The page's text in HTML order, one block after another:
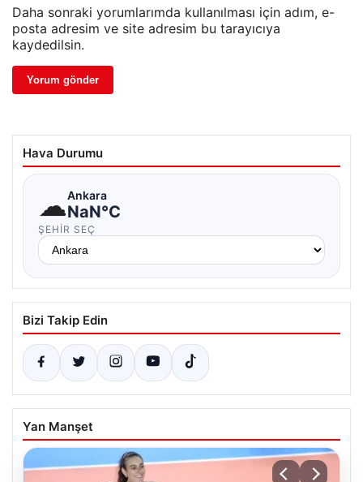
Daha sonraki yorumlarımda kullanılması için adım, e-
posta adresim ve site adresim bu tarayıcıya
kaydedilsin.
Hava Durumu
☁Ankara
NaN°C
ŞEHIR SEÇ
Bizi Takip Edin
Yan Manşet